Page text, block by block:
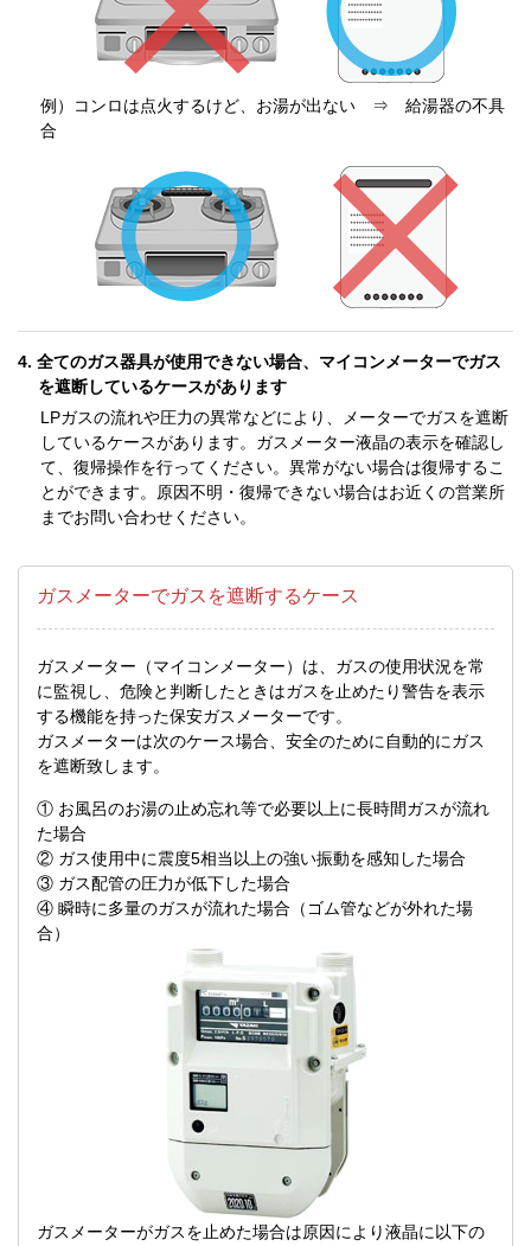
例）コンロは点火するけど、お湯が出ない ⇒ 給湯器の不具
合
全てのガス器具が使用できない場合、マイコンメーターでガス
を遮断しているケースがあります
LPガスの流れや圧力の異常などにより、メーターでガスを遮断
しているケースがあります。ガスメーター液晶の表示を確認し
て、復帰操作を行ってください。異常がない場合は復帰するこ
とができます。原因不明・復帰できない場合はお近くの営業所
までお問い合わせください。
ガスメーターでガスを遮断するケース
ガスメーター（マイコンメーター）は、ガスの使用状況を常
に監視し、危険と判断したときはガスを止めたり警告を表示
する機能を持った保安ガスメーターです。
ガスメーターは次のケース場合、安全のために自動的にガス
を遮断致します。
① お風呂のお湯の止め忘れ等で必要以上に長時間ガスが流れ
た場合
② ガス使用中に震度5相当以上の強い振動を感知した場合
③ ガス配管の圧力が低下した場合
④ 瞬時に多量のガスが流れた場合（ゴム管などが外れた場
合）
ガスメーターがガスを止めた場合は原因により液晶に以下の